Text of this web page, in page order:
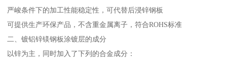
严峻条件下的加工性能稳定性，可代替后浸锌钢板
可提供生产环保产品，不含重金属离子，符合ROHS标准
二、镀铝锌镁钢板涂镀层的成分
以锌为主，同时加入了下列的合金成分：